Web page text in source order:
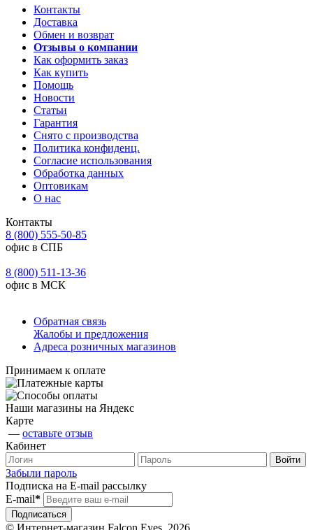
Контакты
Доставка
Обмен и возврат
Отзывы о компании
Как оформить заказ
Как купить
Помощь
Новости
Статьи
Гарантия
Снято с производства
Политика конфиденц.
Согласие использования
Обработка данных
Оптовикам
О нас
Контакты
8 (800) 555-50-85
офис в СПБ
8 (800) 511-13-36
офис в МСК
Обратная связь
Жалобы и предложения
Адреса розничных магазинов
Принимаем к оплате
Наши магазины на Яндекс
Карте
— оставьте отзыв
Кабинет
Забыли пароль
Подписка на E-mail рассылку
E-mail*
© Интернет-магазин Falcon Eyes, 2026